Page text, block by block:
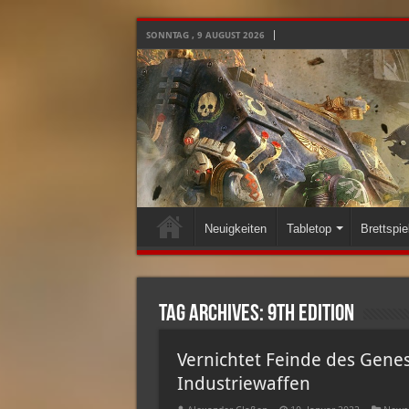
SONNTAG , 9 AUGUST 2026
Neuigkeiten Tabletop
Tag Archives:9th Edition
Vernichtet Feinde des
Industriewaffen